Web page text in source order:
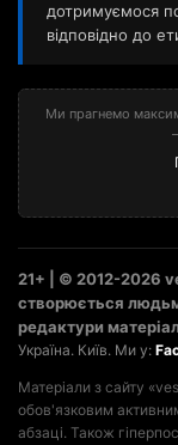
дотримуємося
відповідно до
Ми прагнемо
21+ | © 2012-2026
створюється
редактури
Україна. Київ. Ми у:
Матеріали з сайту
обов'язковим
абзаці. Також